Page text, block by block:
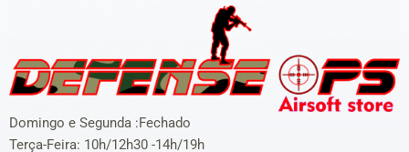
Domingo e Segunda :Fechado
Terça-Feira: 10h/12h30 -14h/19h